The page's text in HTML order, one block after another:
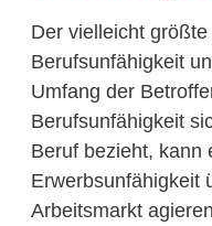
Der vielleicht
Berufsunfähigkeit
Umfang der
Berufsunfähigkeit
Beruf bezieht, kann
Erwerbsunfähigkeit
Arbeitsmarkt